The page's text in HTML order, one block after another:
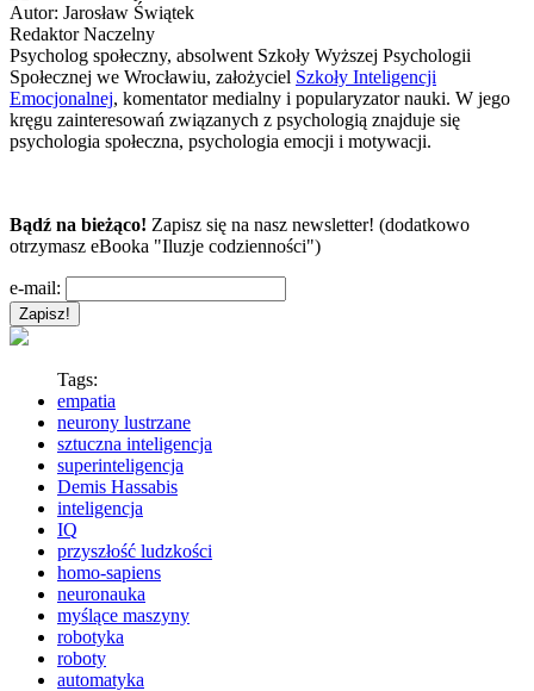
Autor: Jarosław Świątek
Redaktor Naczelny
Psycholog społeczny, absolwent Szkoły Wyższej Psychologii
Społecznej we Wrocławiu, założyciel Szkoły Inteligencji
Emocjonalnej, komentator medialny i popularyzator nauki. W jego
kręgu zainteresowań związanych z psychologią znajduje się
psychologia społeczna, psychologia emocji i motywacji.
Bądź na bieżąco! Zapisz się na nasz newsletter! (dodatkowo
otrzymasz eBooka "Iluzje codzienności")
e-mail:
Tags:
empatia
neurony lustrzane
sztuczna inteligencja
superinteligencja
Demis Hassabis
inteligencja
IQ
przyszłość ludzkości
homo-sapiens
neuronauka
myślące maszyny
robotyka
roboty
automatyka